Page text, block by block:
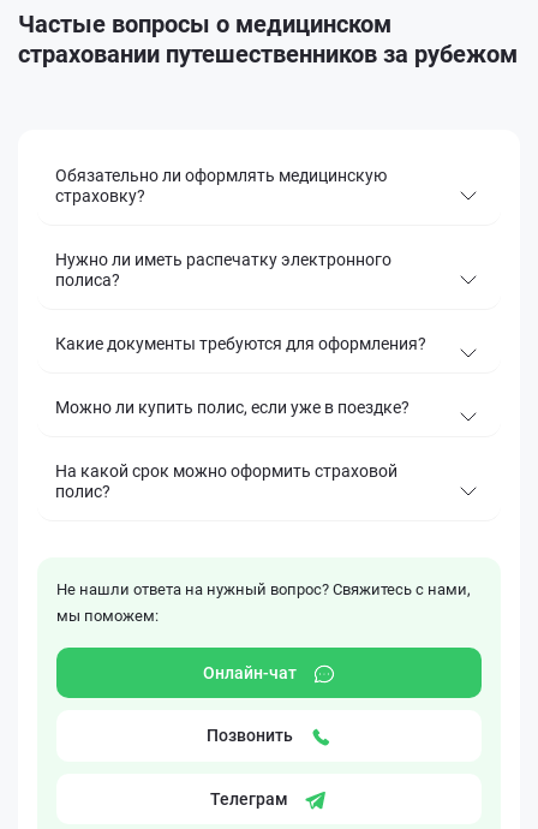
Частые вопросы о медицинском
страховании путешественников за рубежом
Обязательно ли оформлять медицинскую
страховку?
Нужно ли иметь распечатку электронного
полиса?
Какие документы требуются для оформления?
Можно ли купить полис, если уже в поездке?
На какой срок можно оформить страховой
полис?
Не нашли ответа на нужный вопрос? Свяжитесь с нами,
мы поможем:
Онлайн-чат
Позвонить
Телеграм